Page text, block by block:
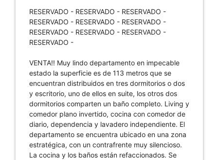
RESERVADO - RESERVADO - RESERVADO -
RESERVADO - RESERVADO - RESERVADO -
RESERVADO - RESERVADO - RESERVADO -
RESERVADO -
VENTA!! Muy lindo departamento en impecable
estado la superficie es de 113 metros que se
encuentran distribuidos en tres dormitorios o dos
y escritorio, uno de ellos en suite, los otros dos
dormitorios comparten un baño completo. Living y
comedor plano invertido, cocina con comedor de
diario, dependencia y lavadero independiente. El
departamento se encuentra ubicado en una zona
estratégica, con un contrafrente muy silencioso.
La cocina y los baños están refaccionados. Se